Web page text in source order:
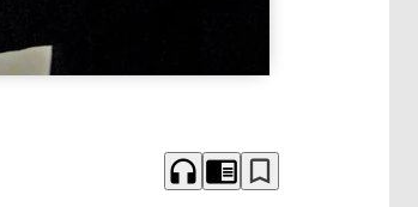
headphones chrome_reader_mode bookmark_border